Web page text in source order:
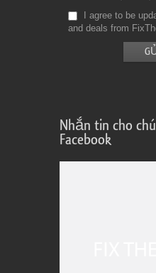
I agree to be
and deals from
Nhắn tin cho
Facebook